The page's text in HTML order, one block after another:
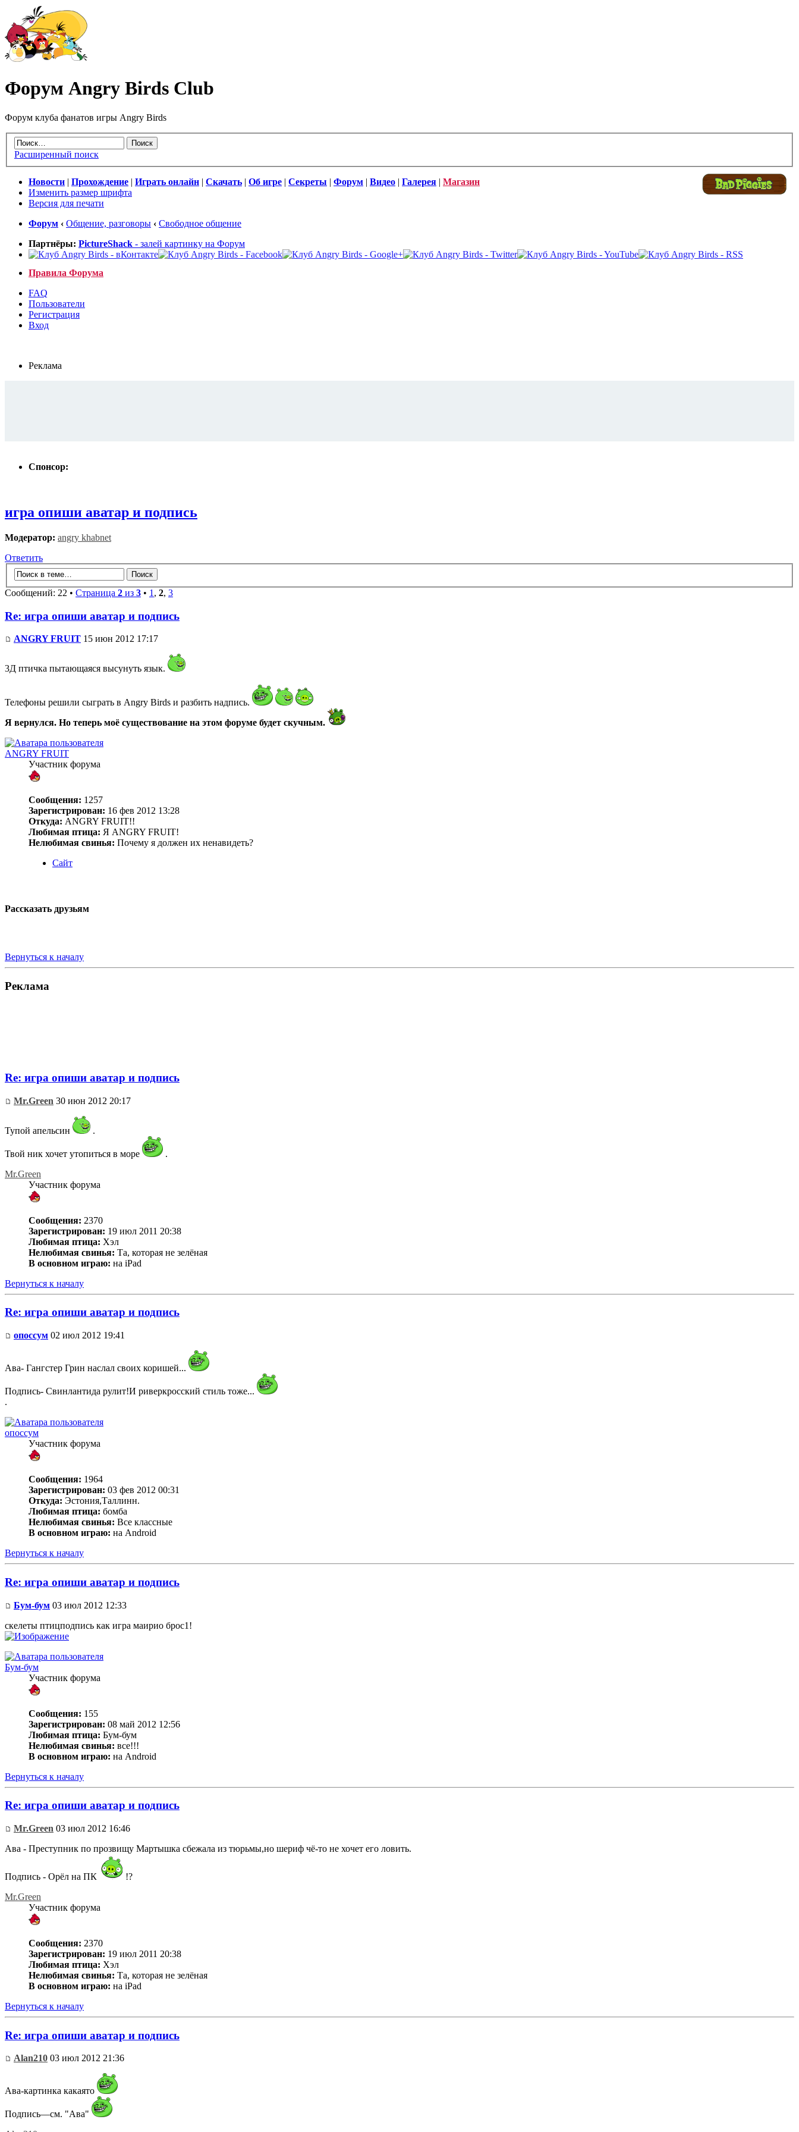
Форум Angry Birds Club
Форум клуба фанатов игры Angry Birds
Расширенный поиск
Новости Прохождение Играть онлайн Скачать Об игре Секреты Форум Видео Галерея
Магазин
Изменить размер шрифта
Версия для печати
Форум ‹ Общение, разговоры ‹ Свободное общение
Партнёры: PictureShack - залей картинку на Форум
Правила Форума
FAQ
Пользователи
Регистрация
Вход
Реклама
Спонсор:
игра опиши аватар и подпись
Модератор: angry khabnet
Ответить
Сообщений: 22 • Страница 2 из 3 • 1 , 2, 3
Re: игра опиши аватар и подпись
ANGRY FRUIT 15 июн 2012 17:17
3Д птичка пытающаяся высунуть язык.
Телефоны решили сыграть в Angry Birds и разбить надпись.
Я вернулся. Но теперь моё существование на этом форуме будет скучным.
ANGRY FRUIT
Участник форума
Сообщения: 1257
Зарегистрирован: 16 фев 2012 13:28
Откуда: ANGRY FRUIT!!
Любимая птица: Я ANGRY FRUIT!
Нелюбимая свинья: Почему я должен их ненавидеть?
Сайт
Рассказать друзьям
Вернуться к началу
Реклама
Re: игра опиши аватар и подпись
Mr.Green 30 июн 2012 20:17
Тупой апельсин .
Твой ник хочет утопиться в море
.
Mr.Green
Участник форума
Сообщения: 2370
Зарегистрирован: 19 июл 2011 20:38
Любимая птица: Хэл
Нелюбимая свинья: Та, которая не зелёная
В основном играю: на iPad
Вернуться к началу
Re: игра опиши аватар и подпись
опоссум 02 июл 2012 19:41
Ава- Гангстер Грин наслал своих коришей...
Подпись- Свинлантида рулит!И риверкросский стиль тоже...
.
опоссум
Участник форума
Сообщения: 1964
Зарегистрирован: 03 фев 2012 00:31
Откуда: Эстония,Таллинн.
Любимая птица: бомба
Нелюбимая свинья: Все классные
В основном играю: на Android
Вернуться к началу
Re: игра опиши аватар и подпись
Бум-бум 03 июл 2012 12:33
скелеты птицподпись как игра маирио брос1!
Бум-бум
Участник форума
Сообщения: 155
Зарегистрирован: 08 май 2012 12:56
Любимая птица: Бум-бум
Нелюбимая свинья: все!!!
В основном играю: на Android
Вернуться к началу
Re: игра опиши аватар и подпись
Mr.Green 03 июл 2012 16:46
Ава - Преступник по прозвищу Мартышка сбежала из тюрьмы,но шериф чё-то не хочет его ловить.
Подпись - Орёл на ПК
!?
Mr.Green
Участник форума
Сообщения: 2370
Зарегистрирован: 19 июл 2011 20:38
Любимая птица: Хэл
Нелюбимая свинья: Та, которая не зелёная
В основном играю: на iPad
Вернуться к началу
Re: игра опиши аватар и подпись
Alan210 03 июл 2012 21:36
Ава-картинка какаято
Подпись—см. "Ава"